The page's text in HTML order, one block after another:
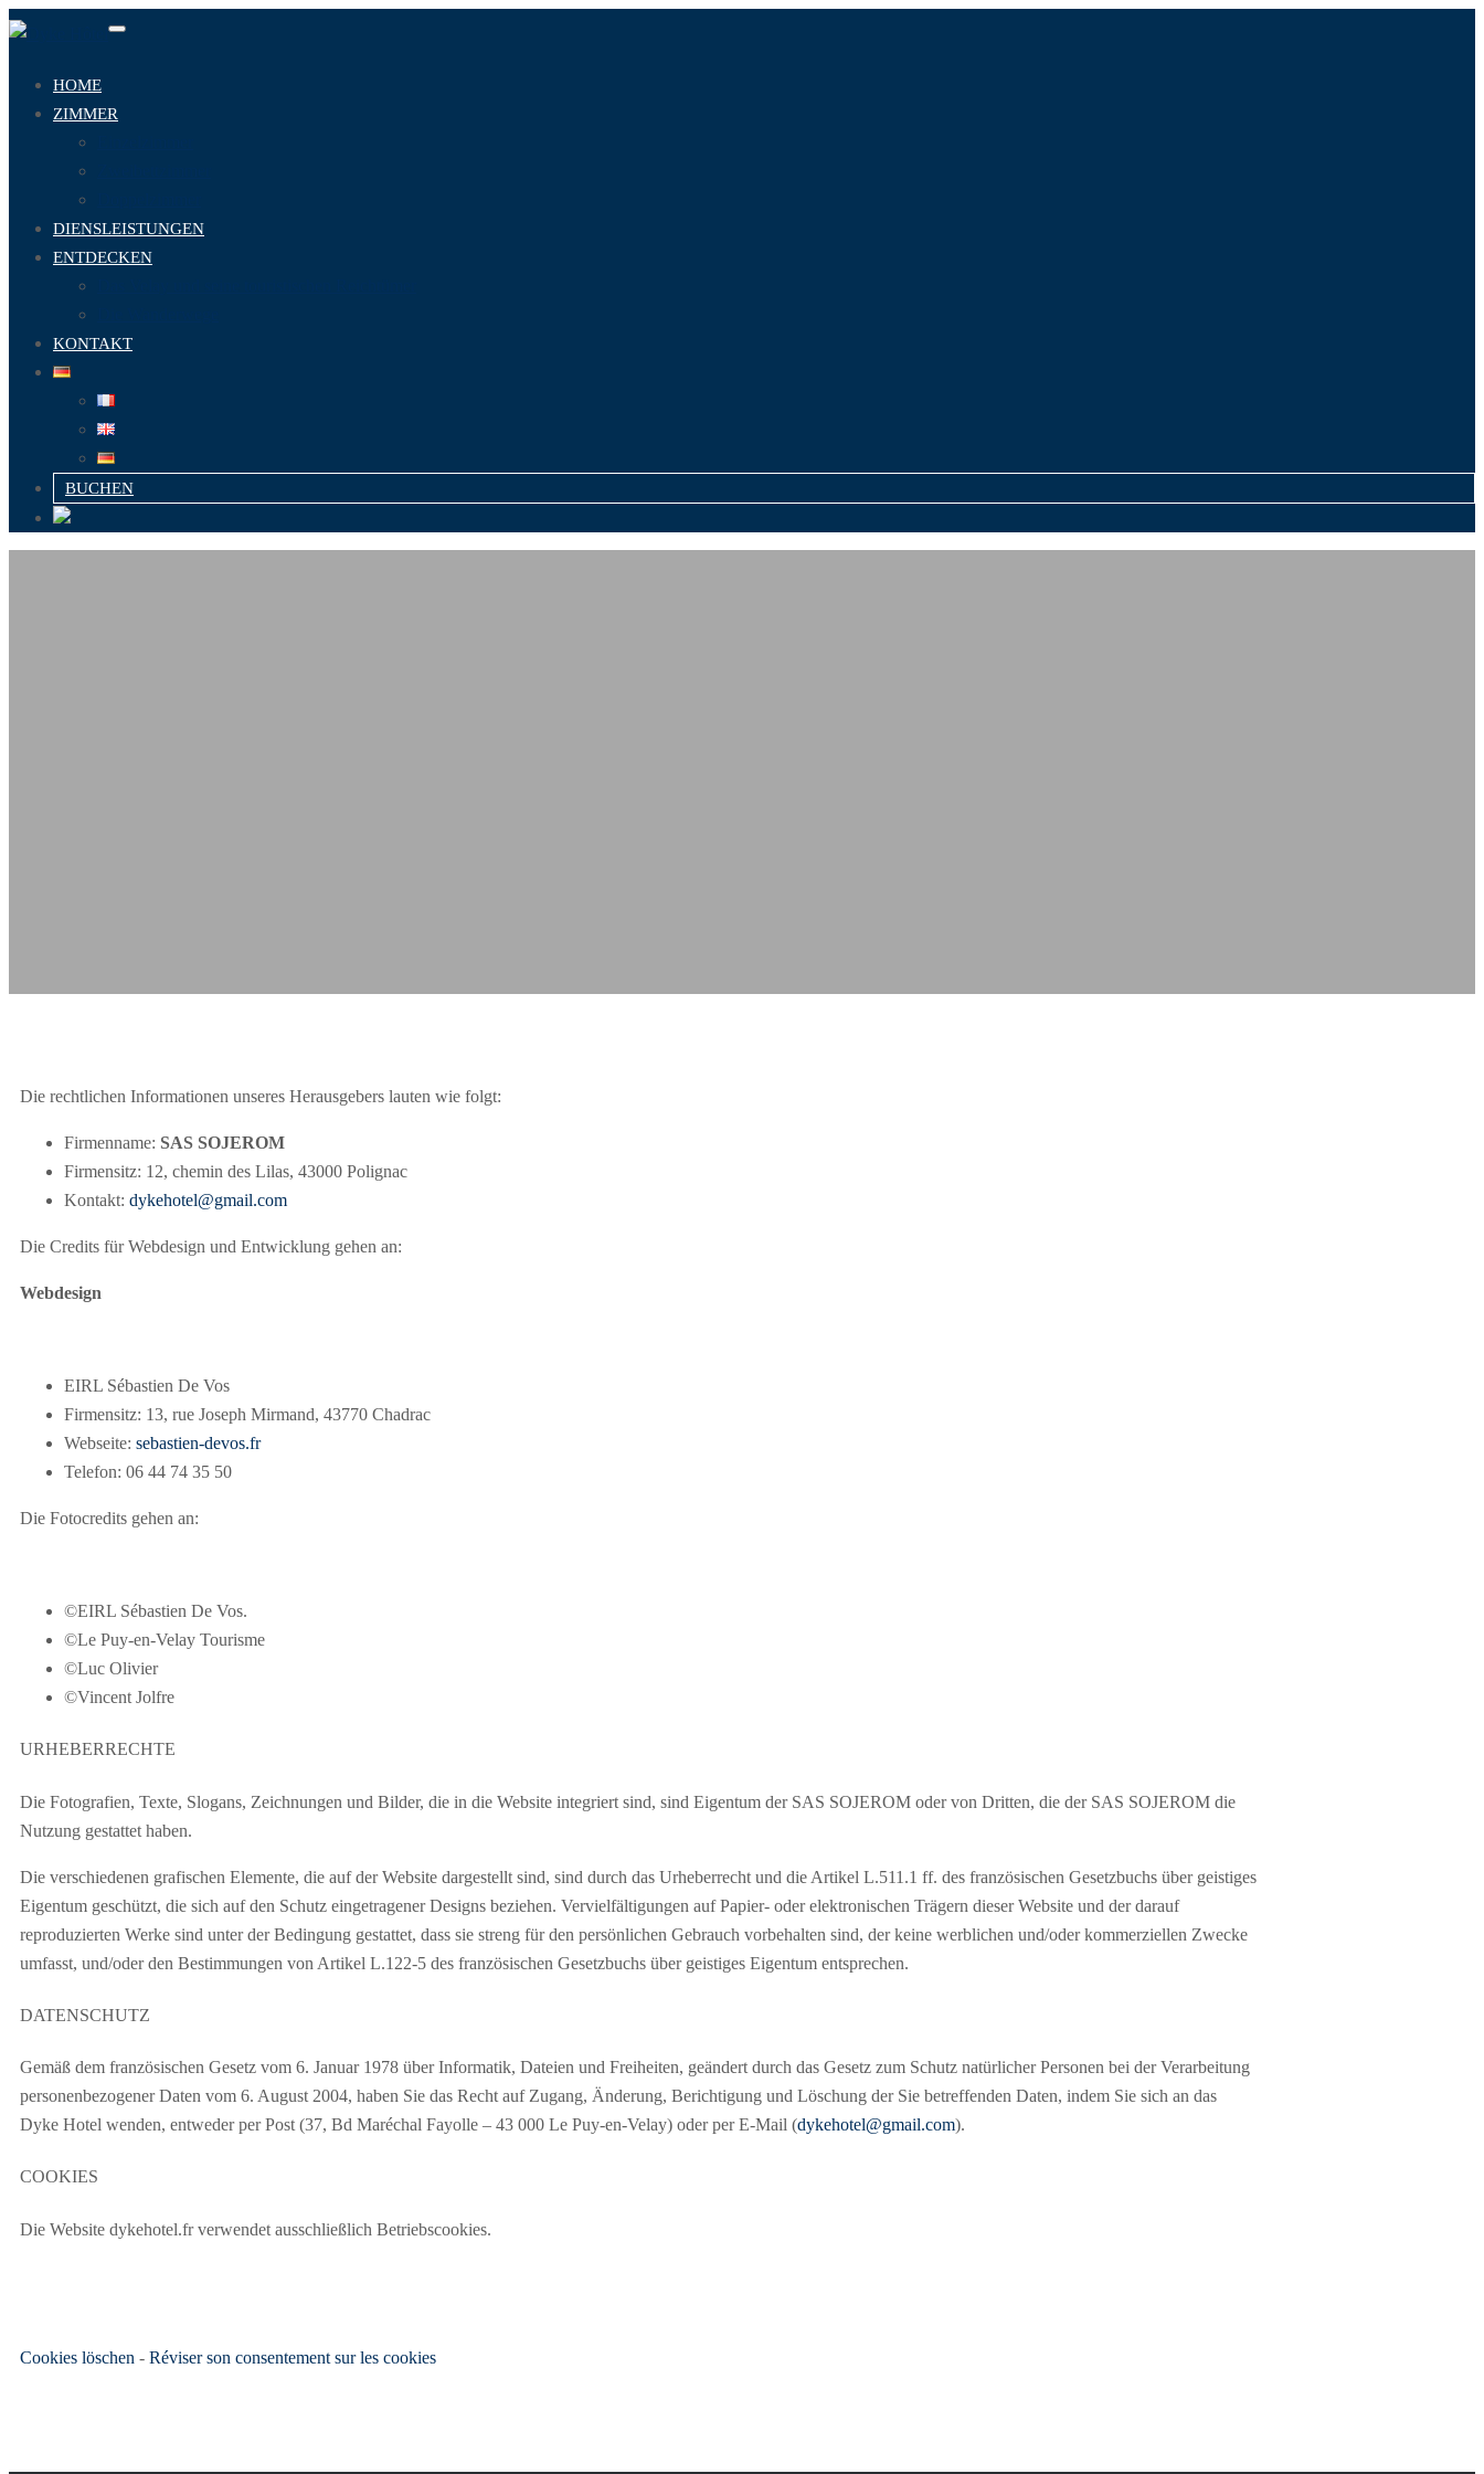
Toggle
HOME
ZIMMER
DIENSLEISTUNGEN
ENTDECKEN
KONTAKT
BUCHEN
Die rechtlichen Informationen unseres Herausgebers lauten wie folgt:
Firmenname: SAS SOJEROM
Firmensitz: 12, chemin des Lilas, 43000 Polignac
Kontakt: dykehotel@gmail.com
Die Credits für Webdesign und Entwicklung gehen an:
Webdesign
EIRL Sébastien De Vos
Firmensitz: 13, rue Joseph Mirmand, 43770 Chadrac
Webseite: sebastien-devos.fr
Telefon: 06 44 74 35 50
Die Fotocredits gehen an:
©EIRL Sébastien De Vos.
©Le Puy-en-Velay Tourisme
©Luc Olivier
©Vincent Jolfre
URHEBERRECHTE
Die Fotografien, Texte, Slogans, Zeichnungen und Bilder, die in die Website integriert sind, sind Eigentum der SAS SOJEROM oder von Dritten, die der SAS SOJEROM die
Nutzung gestattet haben.
Die verschiedenen grafischen Elemente, die auf der Website dargestellt sind, sind durch das Urheberrecht und die Artikel L.511.1 ff. des französischen Gesetzbuchs über geistiges
Eigentum geschützt, die sich auf den Schutz eingetragener Designs beziehen. Vervielfältigungen auf Papier- oder elektronischen Trägern dieser Website und der darauf
reproduzierten Werke sind unter der Bedingung gestattet, dass sie streng für den persönlichen Gebrauch vorbehalten sind, der keine werblichen und/oder kommerziellen Zwecke
umfasst, und/oder den Bestimmungen von Artikel L.122-5 des französischen Gesetzbuchs über geistiges Eigentum entsprechen.
DATENSCHUTZ
Gemäß dem französischen Gesetz vom 6. Januar 1978 über Informatik, Dateien und Freiheiten, geändert durch das Gesetz zum Schutz natürlicher Personen bei der Verarbeitung
personenbezogener Daten vom 6. August 2004, haben Sie das Recht auf Zugang, Änderung, Berichtigung und Löschung der Sie betreffenden Daten, indem Sie sich an das
Dyke Hotel wenden, entweder per Post (37, Bd Maréchal Fayolle – 43 000 Le Puy-en-Velay) oder per E-Mail (dykehotel@gmail.com).
COOKIES
Die Website dykehotel.fr verwendet ausschließlich Betriebscookies.
Cookies löschen - Réviser son consentement sur les cookies